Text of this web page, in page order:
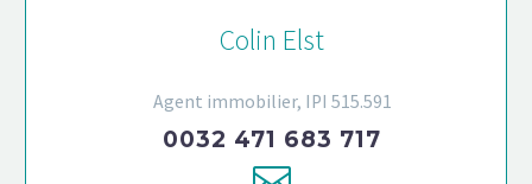
Colin Elst
Agent immobilier, IPI 515.591
0032 471 683 717